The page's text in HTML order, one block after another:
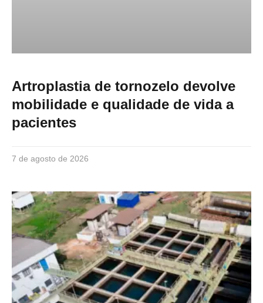
Artroplastia de tornozelo devolve
mobilidade e qualidade de vida a
pacientes
7 de agosto de 2026